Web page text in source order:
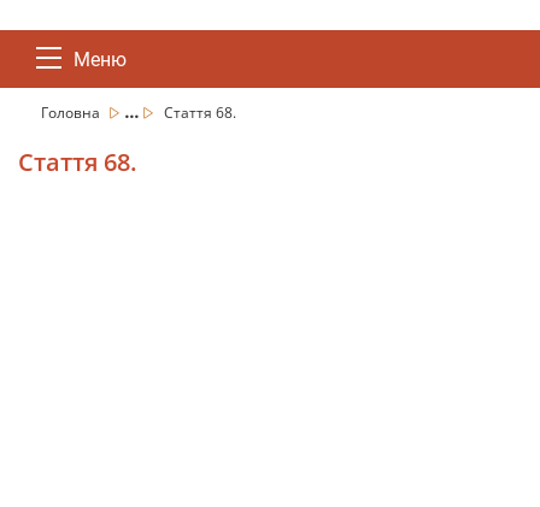
Меню
Головна ... Стаття 68.
Стаття 68.